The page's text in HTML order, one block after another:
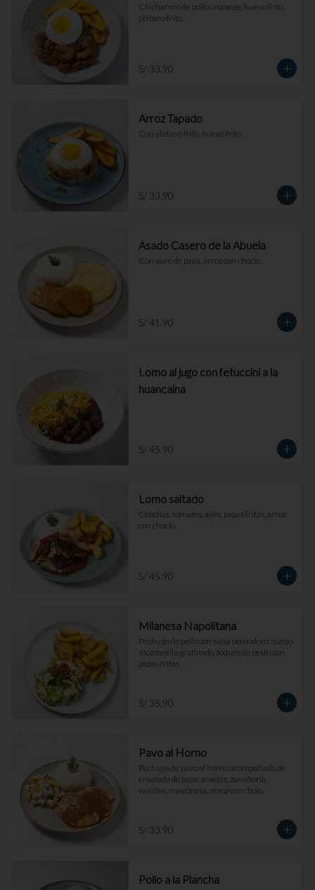
Chicharrón de pollo crocante, huevo frito,
plátano frito.
S/ 33.90
Arroz Tapado
Con plátano frito, huevo frito.
S/ 33.90
Asado Casero de la Abuela
Con puré de papa, arroz con choclo.
S/ 41.90
Lomo al jugo con fetuccini a la
huancaína
S/ 45.90
Lomo saltado
Cebollas, tomates, ajíes, papas fritas, arroz
con choclo.
S/ 45.90
Milanesa Napolitana
Pechuga de pollo con salsa pomodoro, queso
mozzarella gratinado, toques de pesto con
papas fritas.
S/ 35.90
Pavo al Horno
Pechuga de pavo al horno acompañado de
ensalada de papa, arvejas, zanahoria,
vainitas, mayonesa, arroz con cholo.
S/ 33.90
Pollo a la Plancha